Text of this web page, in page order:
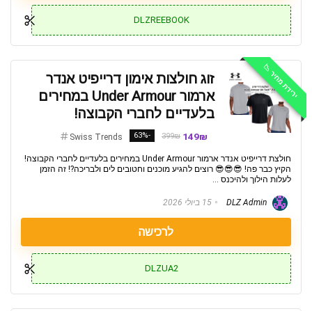
DLZREEBOOK
ירידת מחיר 📉
זוג חולצות אימון דרייפיט אנדר
ארמור Under Armour במחירים
בלעדיים לחברי הקבוצה!
149₪
399₪
-63%
Swiss Trends
חולצת דרייפיט אנדר ארמור Under Armour במחירים בלעדיים לחברי הקבוצה!
הקיץ כבר פה! 😎😎😎 רוצים להגיע מוכנים וחטובים לים ולבריכה?! זה הזמן
לעלות הילוך ולהיכנס ...
15 ביולי 2026
לרכישה
DLZUA2